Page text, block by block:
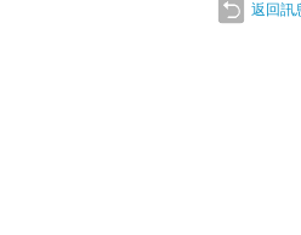
返回訊